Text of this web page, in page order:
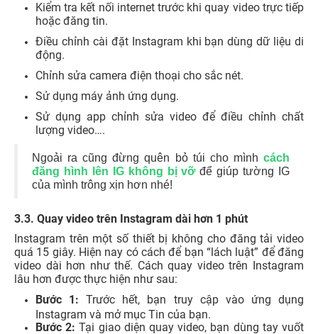
Kiểm tra kết nối internet trước khi quay video trực tiếp
hoặc đăng tin.
Điều chỉnh cài đặt Instagram khi bạn dùng dữ liệu di
động.
Chỉnh sửa camera điện thoại cho sắc nét.
Sử dụng máy ảnh ứng dụng.
Sử dụng app chỉnh sửa video để điều chỉnh chất
lượng video….
Ngoải ra cũng đừng quên bỏ túi cho mình cách
đăng hình lên IG không bị vỡđể giúp tường IG
của mình trông xịn hơn nhé!
3.3. Quay video trên Instagram dài hơn 1 phút
Instagram trên một số thiết bị không cho đăng tải video
quá 15 giây. Hiện nay có cách để bạn “lách luật” để đăng
video dài hơn như thế. Cách quay video trên Instagram
lâu hơn được thực hiện như sau:
Bước 1: Trước hết, bạn truy cập vào ứng dụng
Instagram và mở mục Tin của bạn.
Bước 2: Tại giao diện quay video, bạn dùng tay vuốt